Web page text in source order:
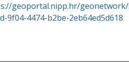
geoportal.nipp.hr/
9f04-4474-b2be-2eb64ed5d618